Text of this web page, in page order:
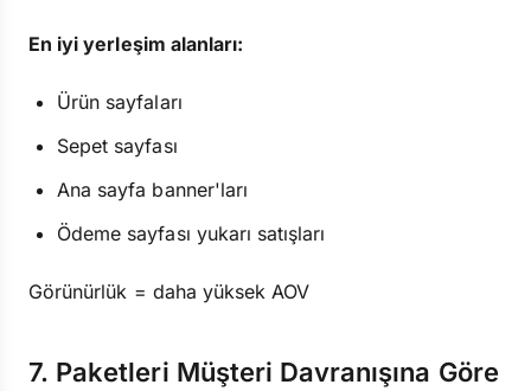
En iyi yerleşim alanları:
Ürün sayfaları
Sepet sayfası
Ana sayfa banner'ları
Ödeme sayfası yukarı satışları
Görünürlük = daha yüksek AOV
7. Paketleri Müşteri Davranışına Göre